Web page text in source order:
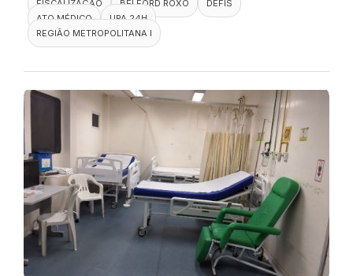
FISCALIZAÇÃO BELFORD ROXO
DEFIS
ATO MÉDICO
UPA 24H
REGIÃO METROPOLITANA I